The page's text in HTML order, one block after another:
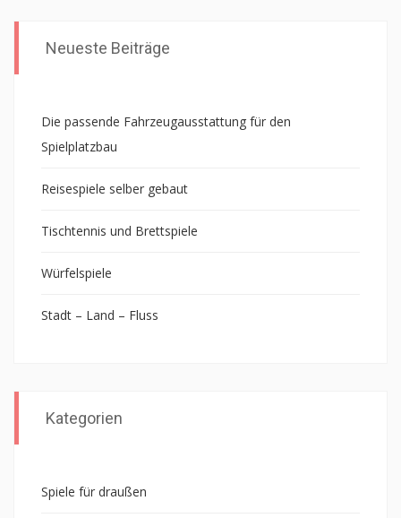
Neueste Beiträge
Die passende Fahrzeugausstattung für den
Spielplatzbau
Reisespiele selber gebaut
Tischtennis und Brettspiele
Würfelspiele
Stadt – Land – Fluss
Kategorien
Spiele für draußen